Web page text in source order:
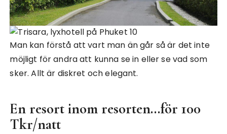
Man kan förstå att vart man än går så är det inte
möjligt för andra att kunna se in eller se vad som
sker. Allt är diskret och elegant.
En resort inom resorten…för 100
Tkr/natt